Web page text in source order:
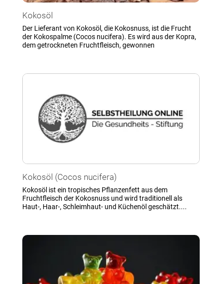
Kokosöl
Der Lieferant von Kokosöl, die Kokosnuss, ist die Frucht
der Kokospalme (Cocos nucifera). Es wird aus der Kopra,
dem getrockneten Fruchtfleisch, gewonnen
Kokosöl (Cocos nucifera)
Kokosöl ist ein tropisches Pflanzenfett aus dem
Fruchtfleisch der Kokosnuss und wird traditionell als
Haut-, Haar-, Schleimhaut- und Küchenöl geschätzt....